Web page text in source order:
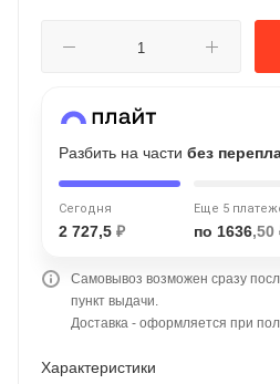
Разбить на части без
Сегодня
2 727,5 ₽
Еще 5
по 1636,50
Самовывоз возможен сразу
пункт выдачи.
Доставка - оформляется при
Характеристики
недели
Остались